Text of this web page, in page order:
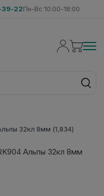
39-22Пн-Вс 10:00-18:00
32кл 8мм (1,834)